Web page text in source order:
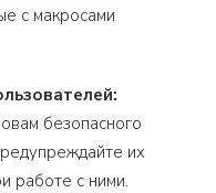
с макросами
безопасного
их
работе с ними.